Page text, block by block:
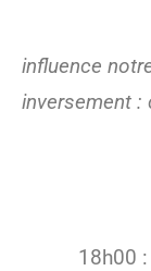
influence
inversement :
18h00